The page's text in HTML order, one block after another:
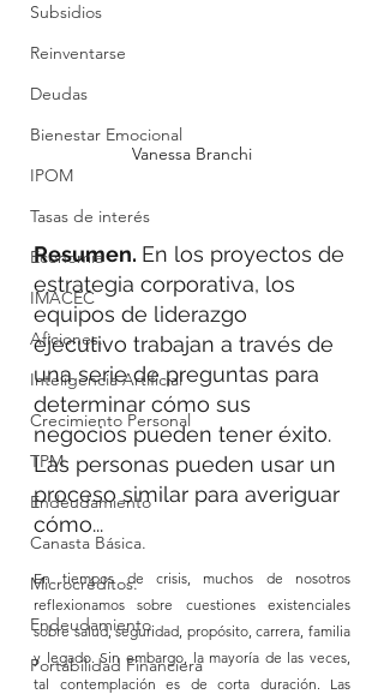
Subsidios
Reinventarse
Deudas
Bienestar Emocional
IPOM
Tasas de interés
Economia
IMACEC
Aficiones.
Inteligencia Artificial
Crecimiento Personal
TPM
Endeudamiento
Canasta Básica.
Microcréditos.
Endeudamiento
Portabilidad Financiera
Vanessa Branchi
Resumen. En los proyectos de
estrategia corporativa, los
equipos de liderazgo
ejecutivo trabajan a través de
una serie de preguntas para
determinar cómo sus
negocios pueden tener éxito.
Las personas pueden usar un
proceso similar para averiguar
cómo...
En tiempos de crisis, muchos de nosotros
reflexionamos sobre cuestiones existenciales
sobre salud, seguridad, propósito, carrera, familia
y legado. Sin embargo, la mayoría de las veces,
tal contemplación es de corta duración. Las